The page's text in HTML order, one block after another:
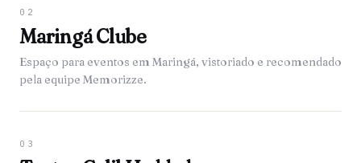
02
Maringá Clube
Espaço para eventos em Maringá, vistoriado e recomendado
pela equipe Memorizze.
03